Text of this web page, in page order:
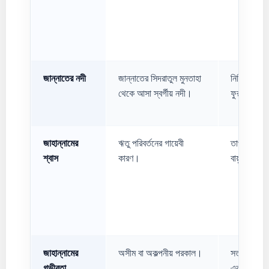
জান্নাতের নদী
জান্নাতের সিদরাতুল মুনতাহা
থেকে আসা স্বর্গীয় নদী।
নির্দিষ্ট
ফুরাত নদী)।
জাহান্নামের
শ্বাস
ঋতু পরিবর্তনের গায়েবী
কারণ।
তাপ
বায়ুমণ্ডলের
জাহান্নামের
অসীম বা অকল্পনীয় পরকাল।
সত্তর বছর